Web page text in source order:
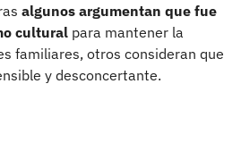
algunos argumentan que fue
cultural para mantener la
familiares, otros consideran que
y desconcertante.